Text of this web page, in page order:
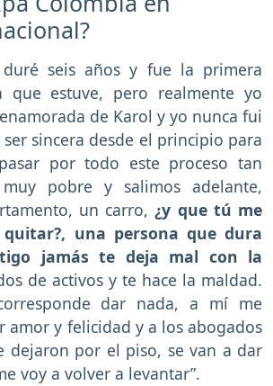
duré seis años y fue la primera
que estuve, pero realmente yo
de Karol y yo nunca fui
ser sincera desde el principio para
por todo este proceso tan
pobre y salimos adelante,
un carro, ¿y que tú me
una persona que dura
jamás te deja mal con la
de activos y te hace la maldad.
dar nada, a mí me
amor y felicidad y a los abogados
dejaron por el piso, se van a dar
voy a volver a levantar”.